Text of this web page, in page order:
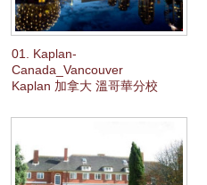
的技能、方法及鼓勵。
地點的學校介紹頁
梨及溫哥華提供標準的考試預備課
津、柏恩茅斯、都柏林、溫哥華、
01. Kaplan-
Canada_Vancouver
Kaplan 加拿大 溫哥華分校